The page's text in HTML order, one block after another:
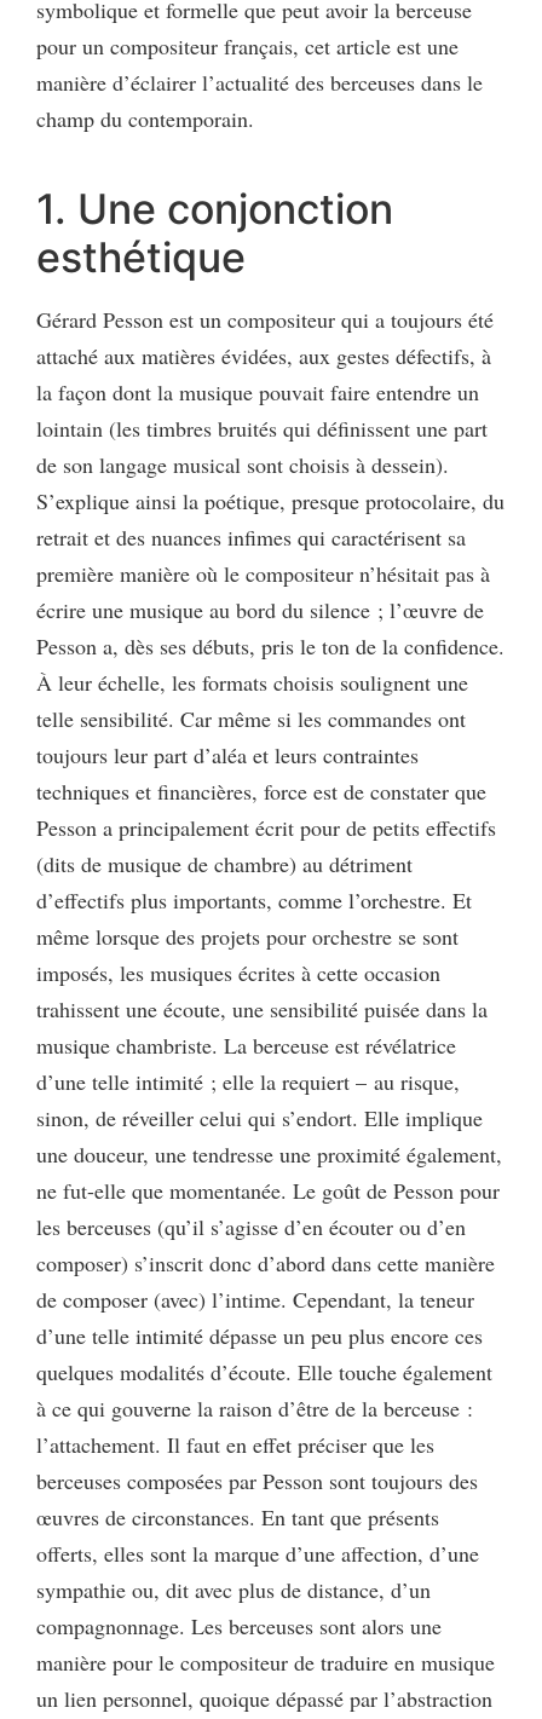
symbolique et formelle que peut avoir la berceuse
pour un compositeur français, cet article est une
manière d’éclairer l’actualité des berceuses dans le
champ du contemporain.
1. Une conjonction
esthétique
Gérard Pesson est un compositeur qui a toujours été
attaché aux matières évidées, aux gestes défectifs, à
la façon dont la musique pouvait faire entendre un
lointain (les timbres bruités qui définissent une part
de son langage musical sont choisis à dessein).
S’explique ainsi la poétique, presque protocolaire, du
retrait et des nuances infimes qui caractérisent sa
première manière où le compositeur n’hésitait pas à
écrire une musique au bord du silence ; l’œuvre de
Pesson a, dès ses débuts, pris le ton de la confidence.
À leur échelle, les formats choisis soulignent une
telle sensibilité. Car même si les commandes ont
toujours leur part d’aléa et leurs contraintes
techniques et financières, force est de constater que
Pesson a principalement écrit pour de petits effectifs
(dits de musique de chambre) au détriment
d’effectifs plus importants, comme l’orchestre. Et
même lorsque des projets pour orchestre se sont
imposés, les musiques écrites à cette occasion
trahissent une écoute, une sensibilité puisée dans la
musique chambriste. La berceuse est révélatrice
d’une telle intimité ; elle la requiert – au risque,
sinon, de réveiller celui qui s’endort. Elle implique
une douceur, une tendresse une proximité également,
ne fut-elle que momentanée. Le goût de Pesson pour
les berceuses (qu’il s’agisse d’en écouter ou d’en
composer) s’inscrit donc d’abord dans cette manière
de composer (avec) l’intime. Cependant, la teneur
d’une telle intimité dépasse un peu plus encore ces
quelques modalités d’écoute. Elle touche également
à ce qui gouverne la raison d’être de la berceuse :
l’attachement. Il faut en effet préciser que les
berceuses composées par Pesson sont toujours des
œuvres de circonstances. En tant que présents
offerts, elles sont la marque d’une affection, d’une
sympathie ou, dit avec plus de distance, d’un
compagnonnage. Les berceuses sont alors une
manière pour le compositeur de traduire en musique
un lien personnel, quoique dépassé par l’abstraction